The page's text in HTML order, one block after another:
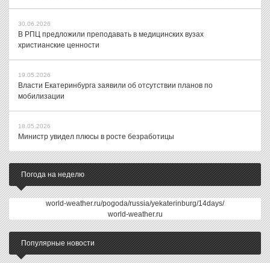
30.06.2026
В РПЦ предложили преподавать в медицинских вузах
христианские ценности
19.05.2026
Власти Екатеринбурга заявили об отсутствии планов по
мобилизации
18.05.2026
Министр увидел плюсы в росте безработицы
Погода на неделю
world-weather.ru/pogoda/russia/yekaterinburg/14days/
world-weather.ru
Популярные новости